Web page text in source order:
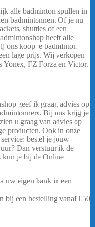
alle badminton spullen in
badmintonnen. Of je nu
shuttles of een
heeft alle
ons koop je badminton
lage prijs. Wij verkopen
Yonex, FZ Forza en Victor.
geef ik graag advies op
Bij ons krijg je
u graag van advies op
producten. Ook in onze
bestel je jouw
Dan verstuur ik de
kun je bij de Online
uw eigen bank in een
bij een bestelling vanaf €50